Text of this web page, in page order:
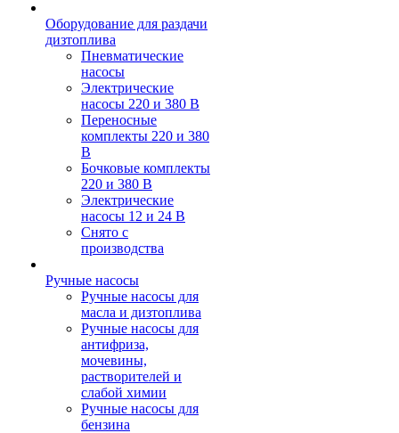
Оборудование для раздачи
дизтоплива
Пневматические
насосы
Электрические
насосы 220 и 380 В
Переносные
комплекты 220 и 380
В
Бочковые комплекты
220 и 380 В
Электрические
насосы 12 и 24 В
Снято с
производства
Ручные насосы
Ручные насосы для
масла и дизтоплива
Ручные насосы для
антифриза,
мочевины,
растворителей и
слабой химии
Ручные насосы для
бензина